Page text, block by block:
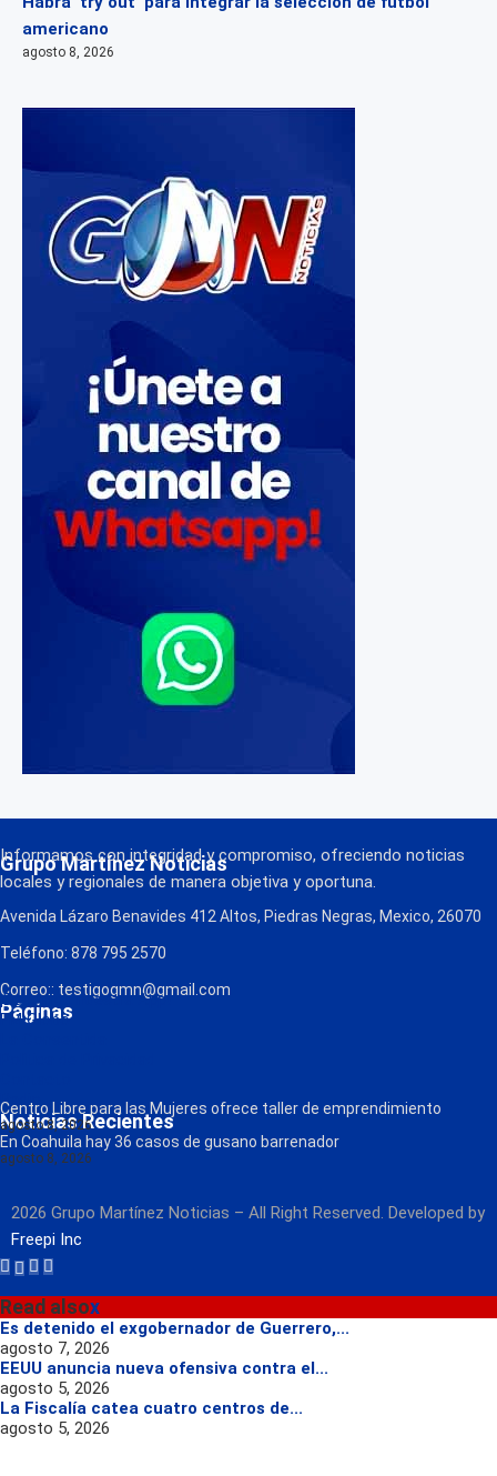
americano
agosto 8, 2026
Grupo Martínez Noticias
Informamos con integridad y compromiso, ofreciendo noticias
locales y regionales de manera objetiva y oportuna.
Avenida Lázaro Benavides 412 Altos, Piedras Negras, Mexico, 26070
Teléfono: 878 795 2570
Correo:: testigogmn@gmail.com
Páginas
¡Descarga nuestra App!
FM Globo
Radio
Noticias Recientes
Centro Libre para las Mujeres ofrece taller de emprendimiento
agosto 8, 2026
En Coahuila hay 36 casos de gusano barrenador
agosto 8, 2026
2026 Grupo Martínez Noticias – All Right Reserved. Developed by
Freepi Inc
Read alsox
Es detenido el exgobernador de Guerrero,...
agosto 7, 2026
EEUU anuncia nueva ofensiva contra el...
agosto 5, 2026
La Fiscalía catea cuatro centros de...
agosto 5, 2026